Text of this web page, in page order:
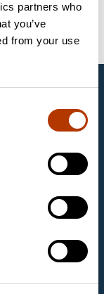
partners who
you’ve
from your use
seadmed
Eesti OÜ on
Labema OY
ja